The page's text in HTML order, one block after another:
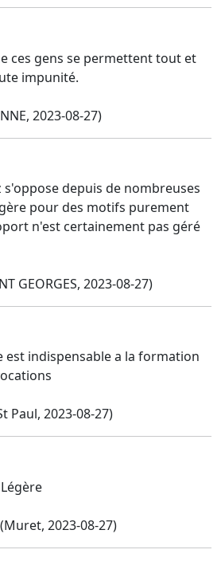
ces gens se permettent tout et
impunité.
2023-08-27)
depuis de nombreuses
pour des motifs purement
n'est certainement pas géré
GEORGES, 2023-08-27)
est indispensable a la formation
Paul, 2023-08-27)
(Muret, 2023-08-27)